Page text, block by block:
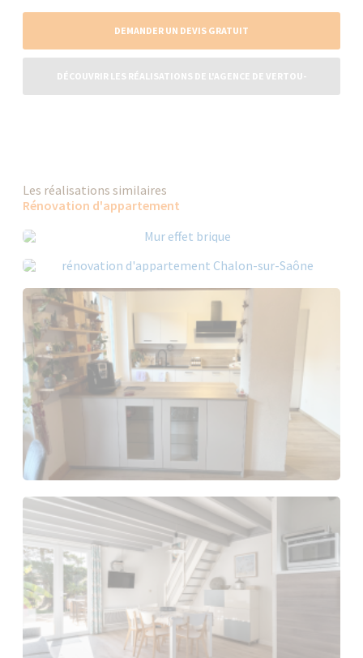
DEMANDER UN DEVIS GRATUIT
DÉCOUVRIR LES RÉALISATIONS DE L'AGENCE DE VERTOU-
Les réalisations similaires
Rénovation d'appartement